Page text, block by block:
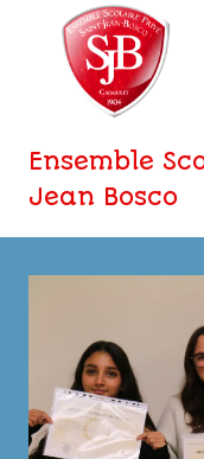
contenu
Ensemble
Jean Bosco